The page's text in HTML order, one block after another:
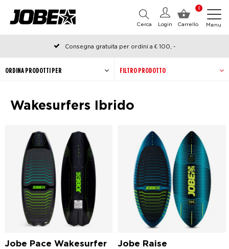
0
Carrello
Login
Cerca Menu
Consegna gratuita per ordini a € 100, -
Ordinato prima delle 12:00 nei giorni lavorativi, spedito lo stesso
giornoFILTRO PRODOTTO
Wakesurfers Ibrido
ORDINA PRODOTTI PER
Jobe Pace Wakesurfer Jobe Raise